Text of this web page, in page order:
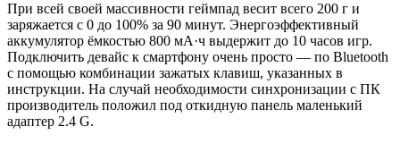
При всей своей массивности геймпад весит всего 200 г и
заряжается с 0 до 100% за 90 минут. Энергоэффективный
аккумулятор ёмкостью 800 мА·ч выдержит до 10 часов игр.
Подключить девайс к смартфону очень просто — по Bluetooth
с помощью комбинации зажатых клавиш, указанных в
инструкции. На случай необходимости синхронизации с ПК
производитель положил под откидную панель маленький
адаптер 2.4 G.